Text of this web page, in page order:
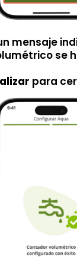
mensaje
se
para